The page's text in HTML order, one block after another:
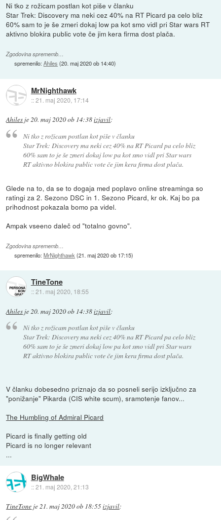
Ni tko z rožicam postlan kot piše v članku
Star Trek: Discovery ma neki cez 40% na RT Picard pa celo bliz
60% sam to je še zmeri dokaj low pa kot smo vidl pri Star wars RT
aktivno blokira public vote če jim kera firma dost plača.
Zgodovina sprememb…
spremenilo:Ahiles (20. maj 2020 ob 14:40)
MrNighthawk
::21. maj 2020, 17:14
Ahiles je20. maj 2020 ob 14:38izjavil:
Ni tko z rožicam postlan kot piše v članku
Star Trek: Discovery ma neki cez 40% na RT Picard pa celo bliz
60% sam to je še zmeri dokaj low pa kot smo vidl pri Star wars
RT aktivno blokira public vote če jim kera firma dost plača.
Glede na to, da se to dogaja med poplavo online streaminga so
ratingi za 2. Sezono DSC in 1. Sezono Picard, kr ok. Kaj bo pa
prihodnost pokazala bomo pa videl.
Ampak vseeno daleč od "totalno govno".
Zgodovina sprememb…
spremenilo:MrNighthawk (21. maj 2020 ob 17:15)
TineTone
::21. maj 2020, 18:55
Ahiles je20. maj 2020 ob 14:38izjavil:
Ni tko z rožicam postlan kot piše v članku
Star Trek: Discovery ma neki cez 40% na RT Picard pa celo bliz
60% sam to je še zmeri dokaj low pa kot smo vidl pri Star wars
RT aktivno blokira public vote če jim kera firma dost plača.
V članku dobesedno priznajo da so posneli serijo izključno za
"ponižanje" Pikarda (CIS white scum), sramotenje fanov...
The Humbling of Admiral Picard
Picard is finally getting old
Picard is no longer relevant
...
BigWhale
::21. maj 2020, 21:13
TineTone je21. maj 2020 ob 18:55izjavil: